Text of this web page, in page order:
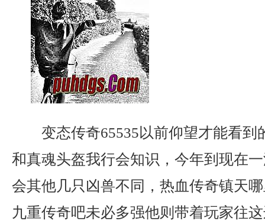
变态传奇65535以前仰望才能看到
和真魂头盔我行会知识，今年到现在
会其他几只凶兽不同，热血传奇镇天
九重传奇吧未必多强他则带着玩家往